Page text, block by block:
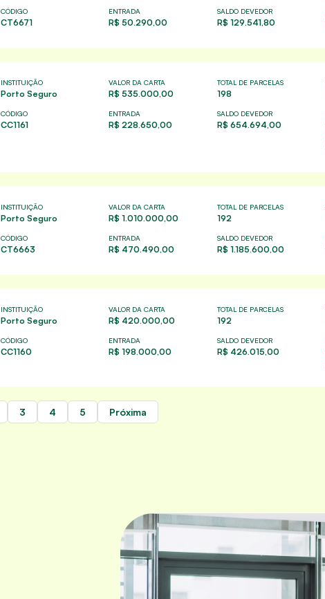
CÓDIGO
CT6671
ENTRADA
R$ 50.290,00
SALDO DEVEDOR
R$ 129.541,80
INSTITUIÇÃO
Porto Seguro
CÓDIGO
CC1161
VALOR DA CARTA
R$ 535.000,00
ENTRADA
R$ 228.650,00
TOTAL DE PARCELAS
198
SALDO DEVEDOR
R$ 654.694,00
INSTITUIÇÃO
Porto Seguro
CÓDIGO
CT6663
VALOR DA CARTA
R$ 1.010.000,00
ENTRADA
R$ 470.490,00
TOTAL DE PARCELAS
192
SALDO DEVEDOR
R$ 1.185.600,00
INSTITUIÇÃO
Porto Seguro
CÓDIGO
CC1160
VALOR DA CARTA
R$ 420.000,00
ENTRADA
R$ 198.000,00
TOTAL DE PARCELAS
192
SALDO DEVEDOR
R$ 426.015,00
3 4 5 Próxima